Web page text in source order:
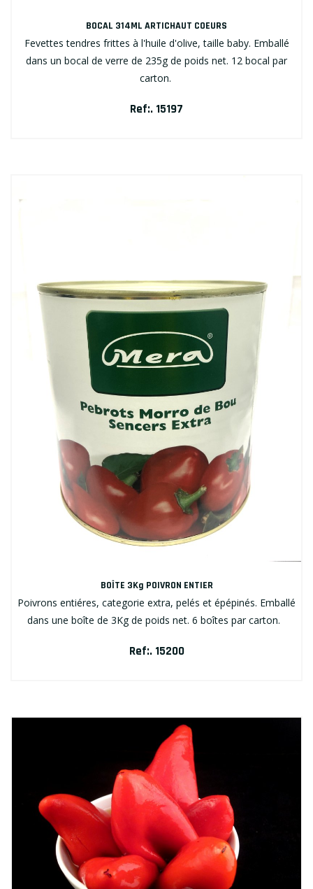
BOCAL 314ML ARTICHAUT COEURS
Fevettes tendres frittes à l'huile d'olive, taille baby. Emballé
dans un bocal de verre de 235g de poids net. 12 bocal par
carton.
Ref:. 15197
BOÎTE 3Kg POIVRON ENTIER
Poivrons entiéres, categorie extra, pelés et épépinés. Emballé
dans une boîte de 3Kg de poids net. 6 boîtes par carton.
Ref:. 15200